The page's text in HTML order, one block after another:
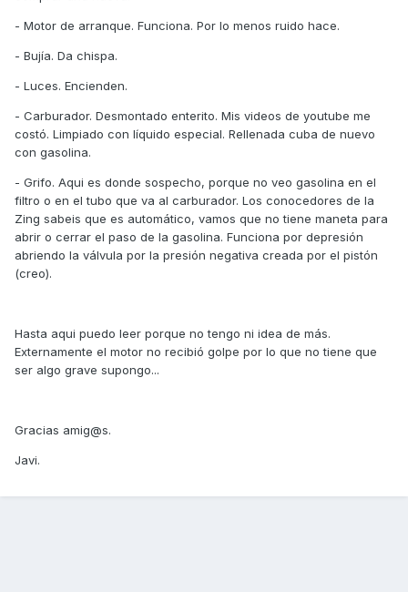
- Motor de arranque. Funciona. Por lo menos ruido hace.
- Bujía. Da chispa.
- Luces. Encienden.
- Carburador. Desmontado enterito. Mis videos de youtube me
costó. Limpiado con líquido especial. Rellenada cuba de nuevo
con gasolina.
- Grifo. Aqui es donde sospecho, porque no veo gasolina en el
filtro o en el tubo que va al carburador. Los conocedores de la
Zing sabeis que es automático, vamos que no tiene maneta para
abrir o cerrar el paso de la gasolina. Funciona por depresión
abriendo la válvula por la presión negativa creada por el pistón
(creo).
Hasta aqui puedo leer porque no tengo ni idea de más.
Externamente el motor no recibió golpe por lo que no tiene que
ser algo grave supongo...
Gracias amig@s.
Javi.